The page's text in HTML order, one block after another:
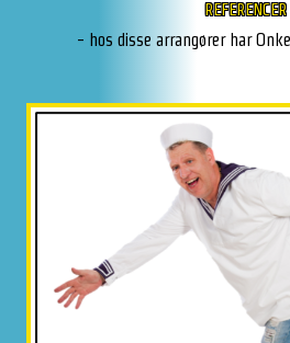
REFERENCER
- hos disse arrangører har